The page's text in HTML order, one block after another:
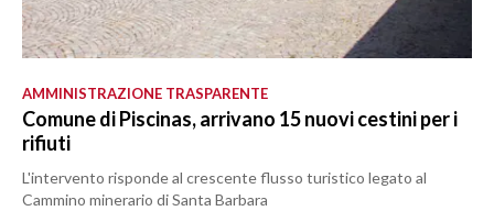
AMMINISTRAZIONE TRASPARENTE
Comune di Piscinas, arrivano 15 nuovi cestini per i
rifiuti
L'intervento risponde al crescente flusso turistico legato al
Cammino minerario di Santa Barbara